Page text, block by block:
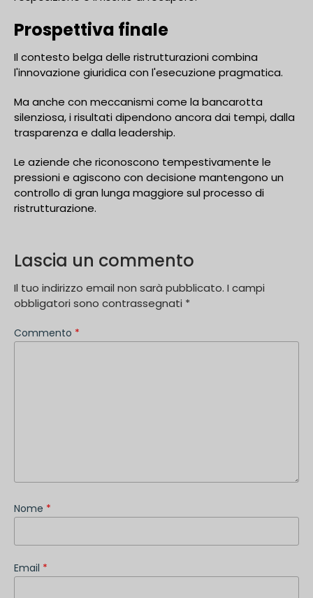
Prospettiva finale
Il contesto belga delle ristrutturazioni combina
l'innovazione giuridica con l'esecuzione pragmatica.
Ma anche con meccanismi come la bancarotta
silenziosa, i risultati dipendono ancora dai tempi, dalla
trasparenza e dalla leadership.
Le aziende che riconoscono tempestivamente le
pressioni e agiscono con decisione mantengono un
controllo di gran lunga maggiore sul processo di
ristrutturazione.
Lascia un commento
Il tuo indirizzo email non sarà pubblicato. I campi
obbligatori sono contrassegnati *
Commento *
Nome *
Email *